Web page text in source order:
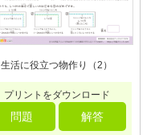
生活に役立つ物作り（2）
プリントをダウンロード
問題 解答